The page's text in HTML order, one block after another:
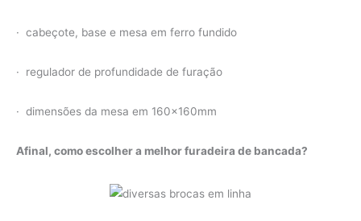
· cabeçote, base e mesa em ferro fundido
· regulador de profundidade de furação
· dimensões da mesa em 160x160mm
Afinal, como escolher a melhor furadeira de bancada?